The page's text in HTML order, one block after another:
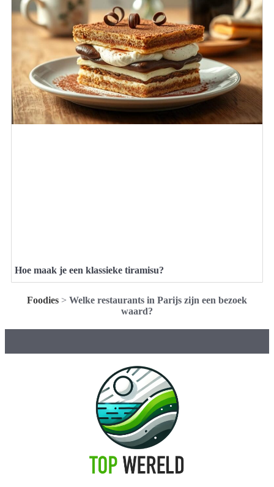
Hoe maak je een klassieke tiramisu?
Foodies > Welke restaurants in Parijs zijn een bezoek
waard?